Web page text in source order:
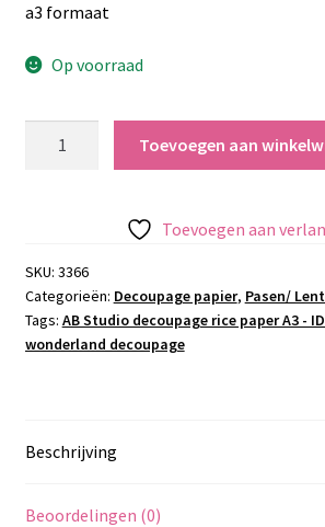
a3 formaat
Op voorraad
A3
-
ID-
3366
Toevoegen aan
Toevoegen aan
SKU: 3366
Categorieën: Decoupage papier, Pasen/
Tags: AB Studio decoupage rice paper A3 -
wonderland decoupage
Beschrijving
Beoordelingen (0)